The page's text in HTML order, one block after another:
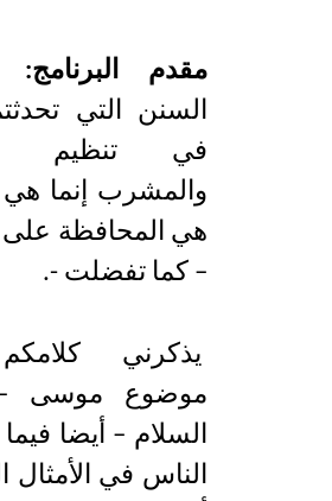
مقدم البرنامج:
السنن التي
في تنظيم
والمشرب إنما هي
هي المحافظة
– كما تفضلت -.
يذكرني
موضوع موسى –
السلام – أيضا فيما
الناس في الأمثال